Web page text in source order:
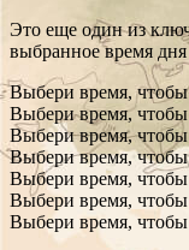
Это еще один из
выбранное время
Выбери время, чтобы
Выбери время,
Выбери время, чтобы
Выбери время, чтобы
Выбери время, чтобы
Выбери время, чтобы
Выбери время, чтобы